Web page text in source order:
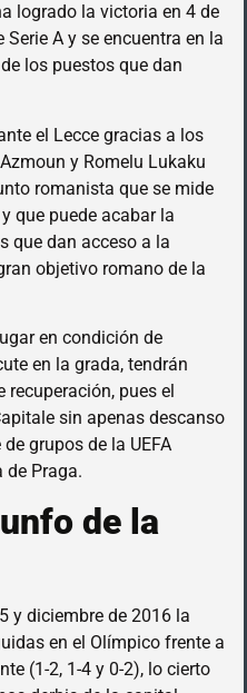
logrado la victoria en 4 de
A y se encuentra en la
los puestos que dan
el Lecce gracias a los
y Romelu Lukaku
romanista que se mide
que puede acabar la
que dan acceso a la
objetivo romano de la
en condición de
en la grada, tendrán
pues el
sin apenas descanso
grupos de la UEFA
de Praga.
de la
y diciembre de 2016 la
en el Olímpico frente a
(1-2, 1-4 y 0-2), lo cierto